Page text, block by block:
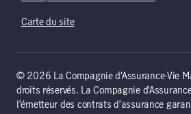
Carte du site
© 2026 La Compagnie d’Assurance-Vie
droits réservés. La Compagnie
l’émetteur des contrats d’assurance